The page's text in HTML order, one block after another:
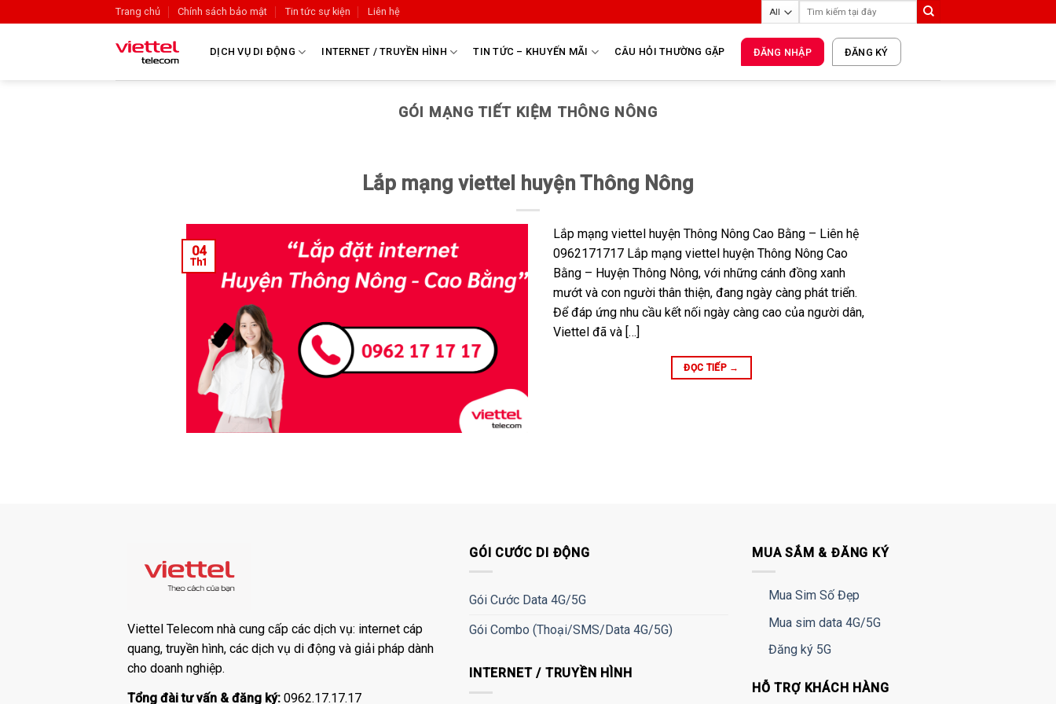
Trang chủ Chính sách bảo mật Tin tức sự kiện Liên hệ
DỊCH VỤ DI ĐỘNG INTERNET / TRUYỀN HÌNH TIN TỨC – KHUYẾN MÃI CÂU HỎI THƯỜNG GẶP ĐĂNG NHẬP ĐĂNG KÝ
GÓI MẠNG TIẾT KIỆM THÔNG NÔNG
Lắp mạng viettel huyện Thông Nông
04
Th1
Lắp mạng viettel huyện Thông Nông Cao Bằng – Liên hệ
0962171717 Lắp mạng viettel huyện Thông Nông Cao
Bằng – Huyện Thông Nông, với những cánh đồng xanh
mướt và con người thân thiện, đang ngày càng phát triển.
Để đáp ứng nhu cầu kết nối ngày càng cao của người dân,
Viettel đã và […]
ĐỌC TIẾP →
Viettel Telecom nhà cung cấp các dịch vụ: internet cáp
quang, truyền hình, các dịch vụ di động và giải pháp dành
cho doanh nghiệp.
Tổng đài tư vấn & đăng ký: 0962.17.17.17
GÓI CƯỚC DI ĐỘNG
Gói Cước Data 4G/5G
Gói Combo (Thoại/SMS/Data 4G/5G)
INTERNET / TRUYỀN HÌNH
MUA SẮM & ĐĂNG KÝ
Mua Sim Số Đẹp
Mua sim data 4G/5G
Đăng ký 5G
HỖ TRỢ KHÁCH HÀNG